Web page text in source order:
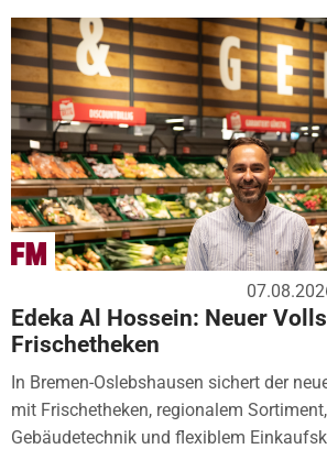
Edeka Al Hossein: Neuer
Frischetheken
In Bremen-Oslebshausen sichert der
mit Frischetheken, regionalem
Gebäudetechnik und flexiblem